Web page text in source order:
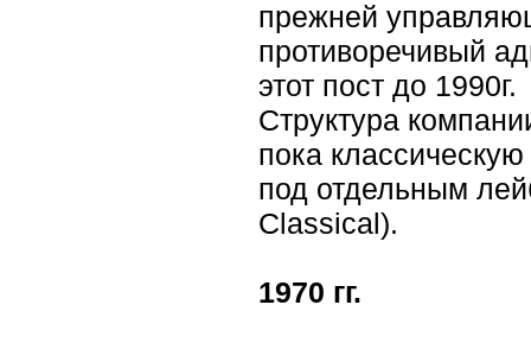
прежней
противоречивый
этот пост до 1990г.
Структура
пока
под отдельным
Classical).
1970 гг.